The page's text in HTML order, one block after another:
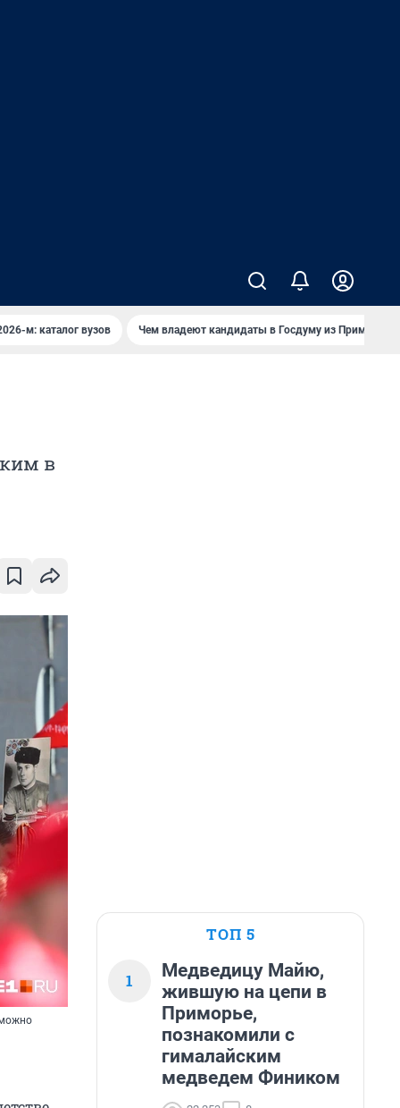
м: каталог вузов Чем владеют кандидаты в Госдуму из Приморья
в
ТОП 5
1
Медведицу Майю,
жившую на цепи в
Приморье,
познакомили с
гималайским
медведем Фиником